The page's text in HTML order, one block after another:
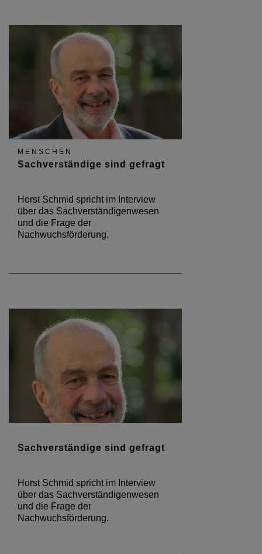
MENSCHEN
Sachverständige sind gefragt
Horst Schmid spricht im Interview
über das Sachverständigenwesen
und die Frage der
Nachwuchsförderung.
Sachverständige sind gefragt
Horst Schmid spricht im Interview
über das Sachverständigenwesen
und die Frage der
Nachwuchsförderung.